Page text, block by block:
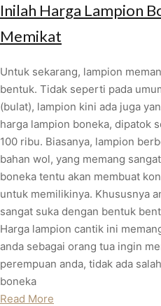
Inilah Harga Lampion
Memikat
Untuk sekarang, lampion
bentuk. Tidak seperti pada
(bulat), lampion kini ada juga
harga lampion boneka, dipatok
100 ribu. Biasanya, lampion
bahan wol, yang memang
boneka tentu akan membuat
untuk memilikinya. Khususnya
sangat suka dengan bentuk
Harga lampion cantik ini
anda sebagai orang tua ingin
perempuan anda, tidak ada
boneka
Read More